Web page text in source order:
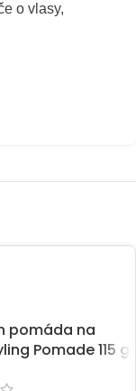
o vlasy,
pomáda na
Pomade 115 g